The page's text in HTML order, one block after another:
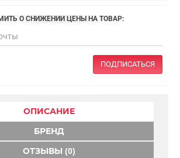
О СНИЖЕНИИ ЦЕНЫ НА ТОВАР:
ПОДПИСАТЬСЯ
ОПИСАНИЕ
БРЕНД
ОТЗЫВЫ (0)